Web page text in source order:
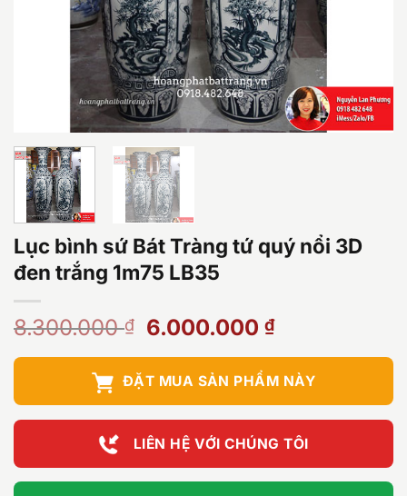
Lục bình sứ Bát Tràng tứ quý nổi 3D
đen trắng 1m75 LB35
8.300.000₫
Giá
là:
8.300.000 ₫.
6.000.000₫Giá
tại
là:
6.000.000
ĐẶT MUA SẢN PHẨM NÀY
LIÊN HỆ VỚI CHÚNG TÔI